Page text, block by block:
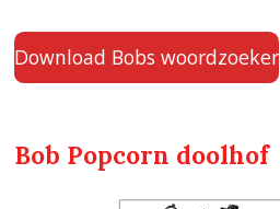
Download Bobs woordzoeker
Bob Popcorn doolhof